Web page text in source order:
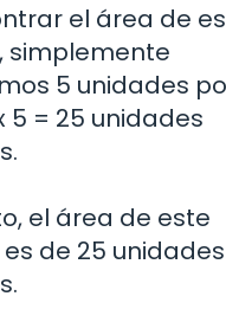
el área de
simplemente
5 unidades
5 = 25 unidades
el área de este
de 25 unidades